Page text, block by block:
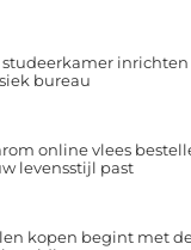
studeerkamer inrichten
bureau
online vlees
levensstijl past
kopen begint met de